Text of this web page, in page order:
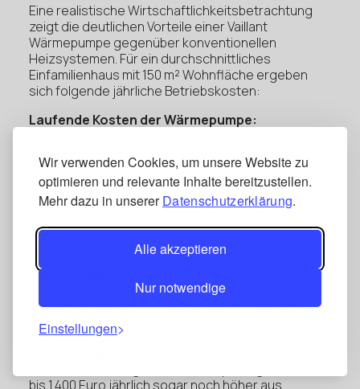
Wir verwenden Cookies, um unsere Website zu
optimieren und relevante Inhalte bereitzustellen.
Mehr dazu in unsererDatenschutzerklärung.
Alle akzeptieren
Nur notwendige
Einstellungen
Eine realistische Wirtschaftlichkeitsbetrachtung
zeigt die deutlichen Vorteile einer Vaillant
Wärmepumpe gegenüber konventionellen
Heizsystemen. Für ein durchschnittliches
Einfamilienhaus mit 150 m² Wohnfläche ergeben
sich folgende jährliche Betriebskosten:
Laufende Kosten der Wärmepumpe:
1.200 bis 1.500 Euro jährlich
Wartungs- und Servicekosten: 200 bis 300
Euro jährlich
Gesamte Betriebskosten: 1.400 bis 1.800 Euro
pro Jahr
Vergleich mit konventionellen
Heizsystemen:
Im direkten Vergleich zu einer Gasheizung, die
jährlich etwa 2.200 bis 2.800 Euro Betriebskosten
verursacht, ergeben sich
bis 1.400 Euro jährlich sogar noch höher aus.